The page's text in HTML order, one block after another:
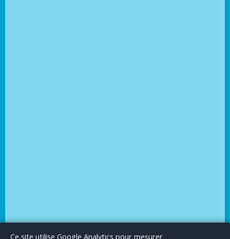
Le BlogPublicité Articles invitésMentions Légales
Ce site utilise Google Analytics pour mesurer